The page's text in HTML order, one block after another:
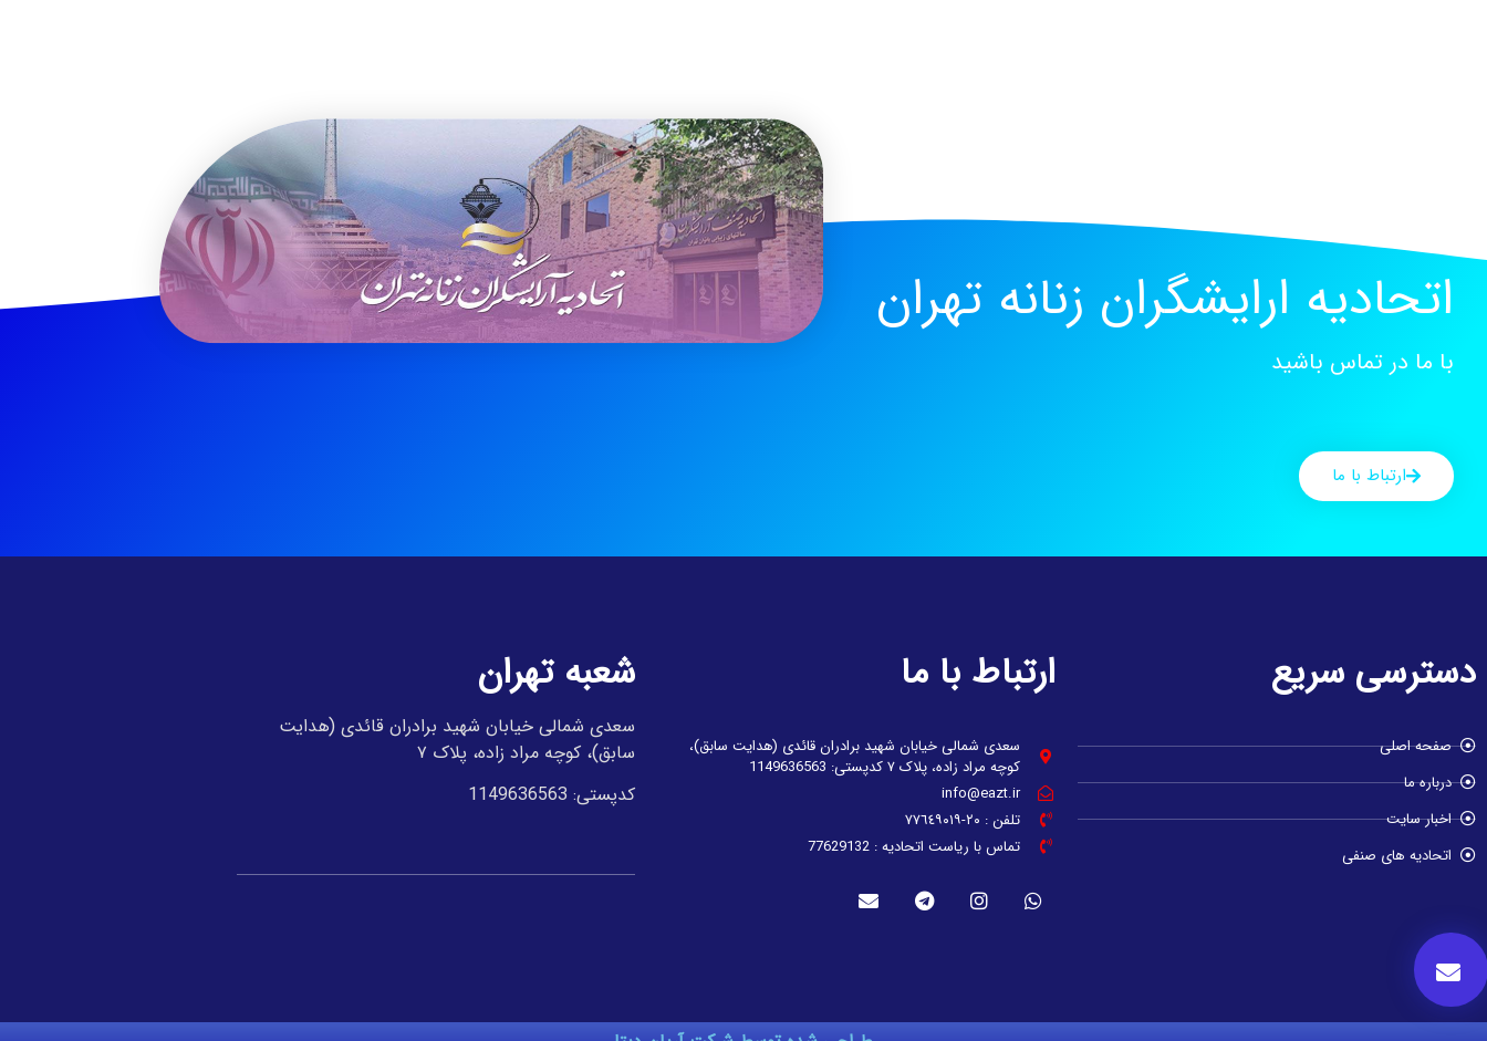
اتحادیه ارایشگران زنانه تهران
با ما در تماس باشید
ارتباط با ما
دسترسی سریع
صفحه اصلی
درباره ما
اخبار سایت
اتحادیه های صنفی
ارتباط با ما
سعدی شمالی خیابان شهید برادران قائدی (هدایت سابق)،
کوچه مراد زاده، پلاک ۷ کدپستی: 1149636563
info@eazt.ir
تلفن : ٢٠-٧٧٦٤٩٠١٩
تماس با ریاست اتحادیه : 77629132
شعبه تهران
سعدی شمالی خیابان شهید برادران قائدی (هدایت
سابق)، کوچه مراد زاده، پلاک ۷
کدپستی: 1149636563